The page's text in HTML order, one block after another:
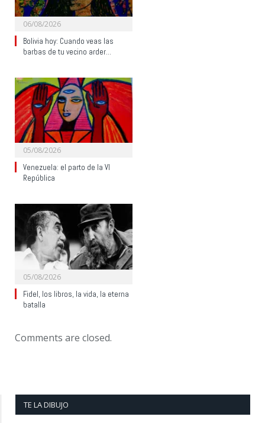
06/08/2026
Bolivia hoy: Cuando veas las
barbas de tu vecino arder…
05/08/2026
Venezuela: el parto de la VI
República
05/08/2026
Fidel, los libros, la vida, la eterna
batalla
Comments are closed.
TE LA DIBUJO